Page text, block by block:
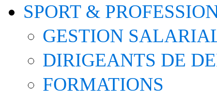
SPORT &
GESTION
DIRIGEANTS DE
FORMATIONS